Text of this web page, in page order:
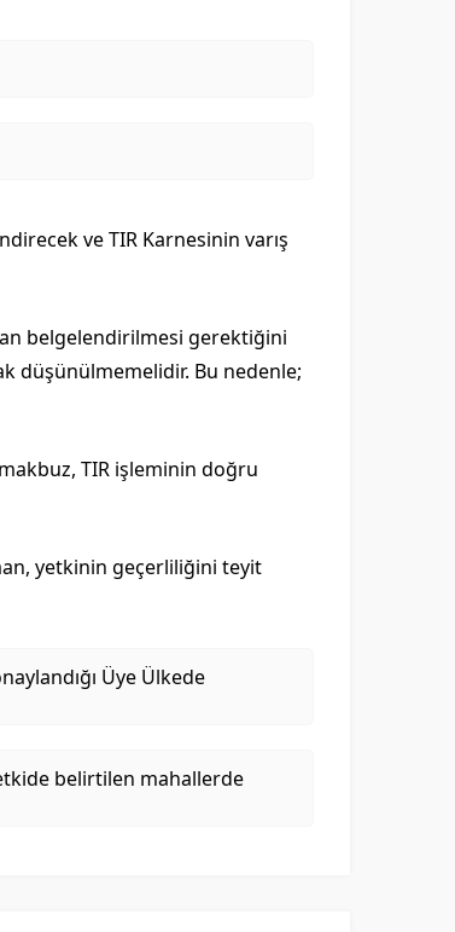
ve TIR Karnesinin varış
belgelendirilmesi gerektiğini
düşünülmemelidir. Bu nedenle;
TIR işleminin doğru
yetkinin geçerliliğini teyit
Üye Ülkede
belirtilen mahallerde